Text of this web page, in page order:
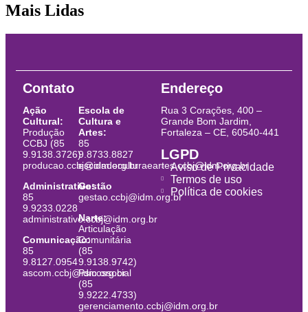
Mais Lidas
Contato
Ação
Cultural:
Produção
CCBJ (85
9.9138.3726)
producao.ccbj@idm.org.br
Administrativo:
85
9.9233.0228
administrativo.ccbj@idm.org.br
Comunicação:
85
9.8127.0954
ascom.ccbj@idm.org.br
Escola de
Cultura e
Artes:
85
9.8733.8827
escoladeculturaeartes.ccbj@idm.org.br
Gestão
gestao.ccbj@idm.org.br
Narte:
Articulação
Comunitária
(85
9.9138.9742)
Psicossocial
(85
9.9222.4733)
gerenciamento.ccbj@idm.org.br
Endereço
Rua 3 Corações, 400 –
Grande Bom Jardim,
Fortaleza – CE, 60540-441
LGPD
Aviso de Privacidade
Termos de uso
Política de cookies